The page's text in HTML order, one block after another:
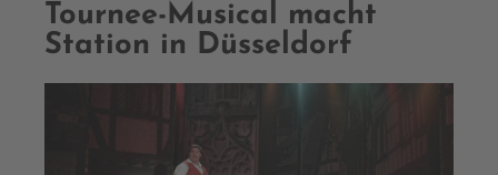
Tournee-Musical macht
Station in Düsseldorf